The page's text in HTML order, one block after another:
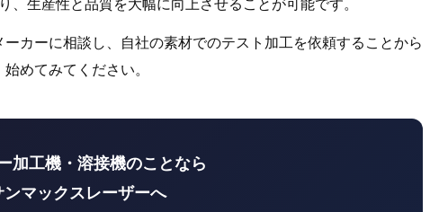
カーに相談し、自社の素材でのテスト加工を依頼することから
始めてみてください。
加工機・溶接機のことなら
ンマックスレーザーへ